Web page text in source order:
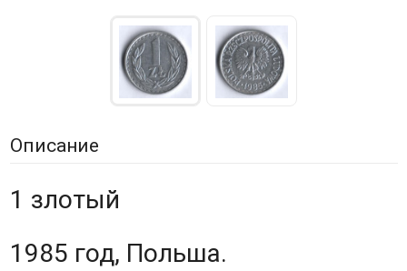
Описание
1 злотый
1985 год, Польша.